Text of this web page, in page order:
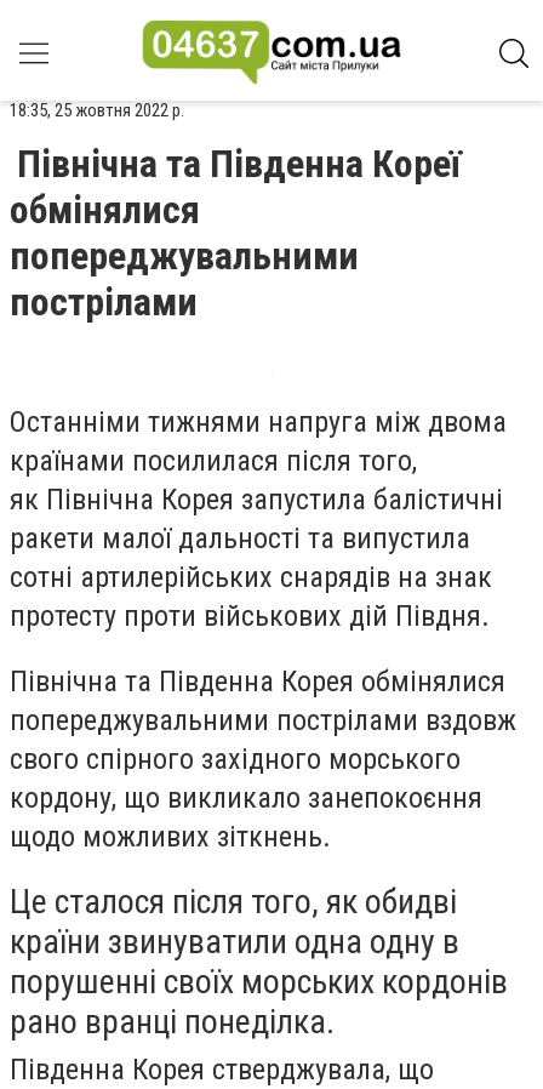
18:35, 25 жовтня 2022 р.
Північна та Південна Кореї
обмінялися
попереджувальними
пострілами
Останніми тижнями напруга між двома
країнами посилилася після того,
як Північна Корея запустила балістичні
ракети малої дальності та випустила
сотні артилерійських снарядів на знак
протесту проти військових дій Півдня.
Північна та Південна Корея обмінялися
попереджувальними пострілами вздовж
свого спірного західного морського
кордону, що викликало занепокоєння
щодо можливих зіткнень.
Це сталося після того, як обидві
країни звинуватили одна одну в
порушенні своїх морських кордонів
рано вранці понеділка.
Південна Корея стверджувала, що